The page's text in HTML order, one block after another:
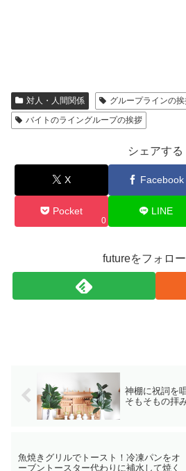
対人・人間関係
グループラインの
バイトのライングループの挨拶
シェアする
X Facebook
Pocket
0
LINE
futureをフォロ
神棚に祝詞を
そもそもの拝
魚焼きグリルでトースト！冷凍パンをオ
ーブントースター代わりに補水して焼く